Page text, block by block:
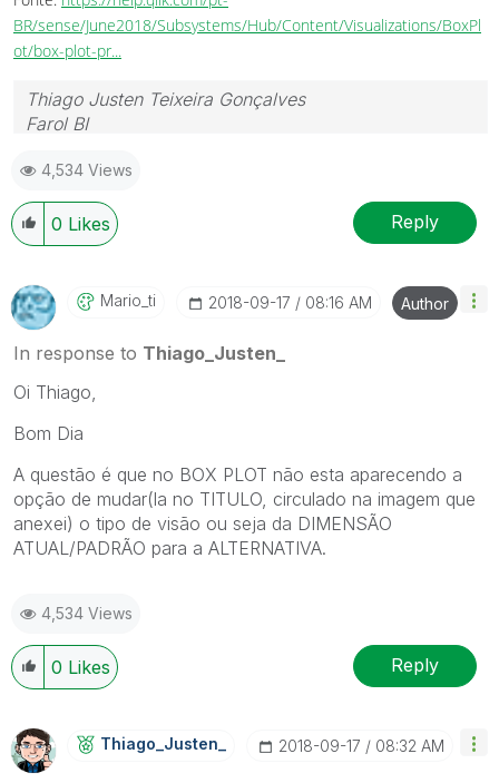
BR/sense/June2018/Subsystems/Hub/Content/Visualizations/BoxPl
ot/box-plot-pr...
Thiago Justen Teixeira Gonçalves
Farol BI
Skype: justen.thiago
4,534 Views
0 Likes Reply
Mario_ti ‎2018-09-17 08:16 AM Author
In response to Thiago_Justen_
Oi Thiago,
Bom Dia
A questão é que no BOX PLOT não esta aparecendo a
opção de mudar(la no TITULO, circulado na imagem que
anexei) o tipo de visão ou seja da DIMENSÃO
ATUAL/PADRÃO para a ALTERNATIVA.
4,534 Views
0 Likes Reply
Thiago_Justen_ ‎2018-09-17 08:32 AM